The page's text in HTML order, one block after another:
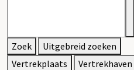
Zoek
Uitgebreid zoeken
Vertrekplaats
Vertrekhaven